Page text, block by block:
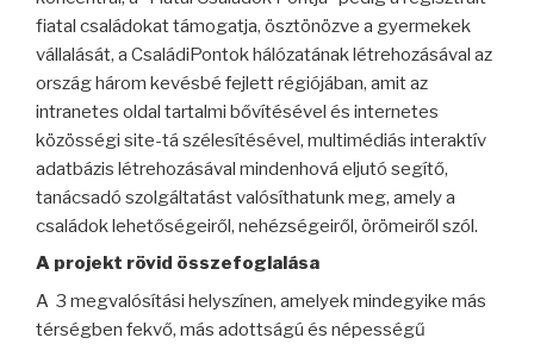
fiatal családokat támogatja, ösztönözve a gyermekek
vállalását, a CsaládiPontok hálózatának létrehozásával az
ország három kevésbé fejlett régiójában, amit az
intranetes oldal tartalmi bővítésével és internetes
közösségi site-tá szélesítésével, multimédiás interaktív
adatbázis létrehozásával mindenhová eljutó segítő,
tanácsadó szolgáltatást valósíthatunk meg, amely a
családok lehetőségeiről, nehézségeiről, örömeiről szól.
A projekt rövid összefoglalása
A 3 megvalósítási helyszínen, amelyek mindegyike más
térségben fekvő, más adottságú és népességű